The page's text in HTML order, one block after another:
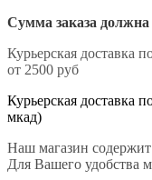
Сумма заказа должна
Курьерская доставка
от 2500 руб
Курьерская доставка
мкад)
Наш магазин
Для Вашего удобства